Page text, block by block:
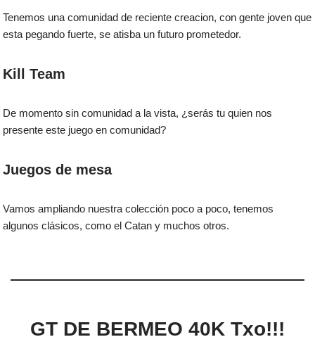
Tenemos una comunidad de reciente creacion, con gente joven que
esta pegando fuerte, se atisba un futuro prometedor.
Kill Team
De momento sin comunidad a la vista, ¿serás tu quien nos
presente este juego en comunidad?
Juegos de mesa
Vamos ampliando nuestra colección poco a poco, tenemos
algunos clásicos, como el Catan y muchos otros.
GT DE BERMEO 40K Txo!!!